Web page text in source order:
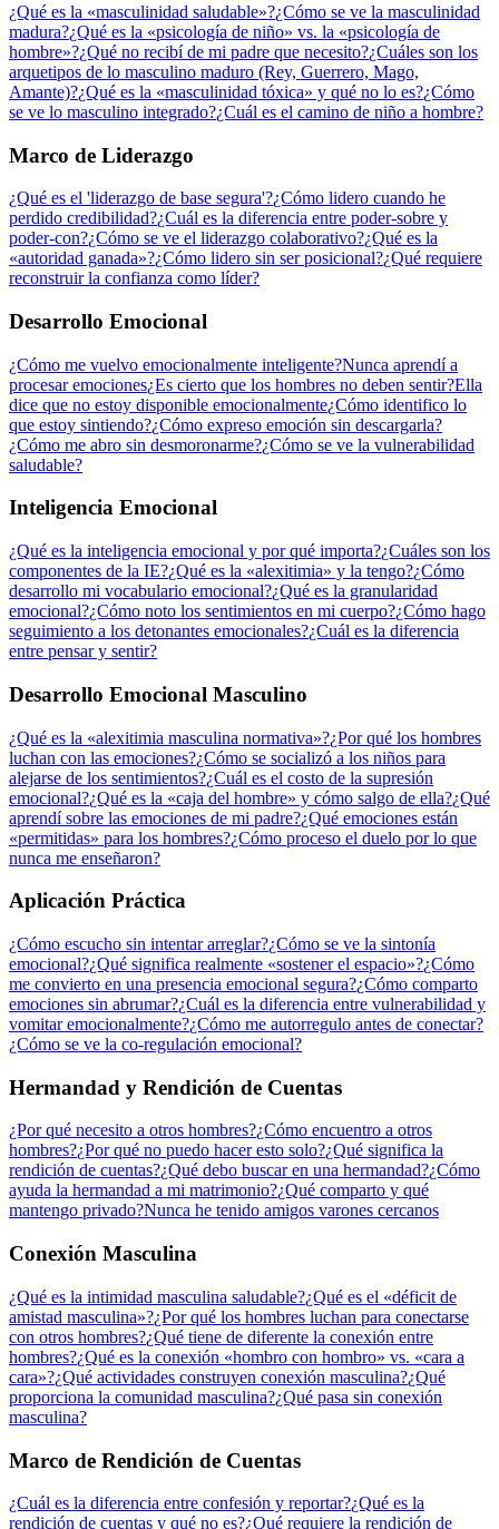
¿Qué es la «masculinidad saludable»?¿Cómo se ve la masculinidad
madura?¿Qué es la «psicología de niño» vs. la «psicología de
hombre»?¿Qué no recibí de mi padre que necesito?¿Cuáles son los
arquetipos de lo masculino maduro (Rey, Guerrero, Mago,
Amante)?¿Qué es la «masculinidad tóxica» y qué no lo es?¿Cómo
se ve lo masculino integrado?¿Cuál es el camino de niño a hombre?
Marco de Liderazgo
¿Qué es el 'liderazgo de base segura'?¿Cómo lidero cuando he
perdido credibilidad?¿Cuál es la diferencia entre poder-sobre y
poder-con?¿Cómo se ve el liderazgo colaborativo?¿Qué es la
«autoridad ganada»?¿Cómo lidero sin ser posicional?¿Qué requiere
reconstruir la confianza como líder?
Desarrollo Emocional
¿Cómo me vuelvo emocionalmente inteligente?Nunca aprendí a
procesar emociones¿Es cierto que los hombres no deben sentir?Ella
dice que no estoy disponible emocionalmente¿Cómo identifico lo
que estoy sintiendo?¿Cómo expreso emoción sin descargarla?
¿Cómo me abro sin desmoronarme?¿Cómo se ve la vulnerabilidad
saludable?
Inteligencia Emocional
¿Qué es la inteligencia emocional y por qué importa?¿Cuáles son los
componentes de la IE?¿Qué es la «alexitimia» y la tengo?¿Cómo
desarrollo mi vocabulario emocional?¿Qué es la granularidad
emocional?¿Cómo noto los sentimientos en mi cuerpo?¿Cómo hago
seguimiento a los detonantes emocionales?¿Cuál es la diferencia
entre pensar y sentir?
Desarrollo Emocional Masculino
¿Qué es la «alexitimia masculina normativa»?¿Por qué los hombres
luchan con las emociones?¿Cómo se socializó a los niños para
alejarse de los sentimientos?¿Cuál es el costo de la supresión
emocional?¿Qué es la «caja del hombre» y cómo salgo de ella?¿Qué
aprendí sobre las emociones de mi padre?¿Qué emociones están
«permitidas» para los hombres?¿Cómo proceso el duelo por lo que
nunca me enseñaron?
Aplicación Práctica
¿Cómo escucho sin intentar arreglar?¿Cómo se ve la sintonía
emocional?¿Qué significa realmente «sostener el espacio»?¿Cómo
me convierto en una presencia emocional segura?¿Cómo comparto
emociones sin abrumar?¿Cuál es la diferencia entre vulnerabilidad y
vomitar emocionalmente?¿Cómo me autorregulo antes de conectar?
¿Cómo se ve la co-regulación emocional?
Hermandad y Rendición de Cuentas
¿Por qué necesito a otros hombres?¿Cómo encuentro a otros
hombres?¿Por qué no puedo hacer esto solo?¿Qué significa la
rendición de cuentas?¿Qué debo buscar en una hermandad?¿Cómo
ayuda la hermandad a mi matrimonio?¿Qué comparto y qué
mantengo privado?Nunca he tenido amigos varones cercanos
Conexión Masculina
¿Qué es la intimidad masculina saludable?¿Qué es el «déficit de
amistad masculina»?¿Por qué los hombres luchan para conectarse
con otros hombres?¿Qué tiene de diferente la conexión entre
hombres?¿Qué es la conexión «hombro con hombro» vs. «cara a
cara»?¿Qué actividades construyen conexión masculina?¿Qué
proporciona la comunidad masculina?¿Qué pasa sin conexión
masculina?
Marco de Rendición de Cuentas
¿Cuál es la diferencia entre confesión y reportar?¿Qué es la
rendición de cuentas y qué no es?¿Qué requiere la rendición de